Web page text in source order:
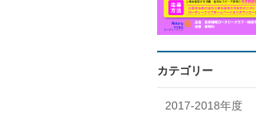
カテゴリー
2017-2018年度